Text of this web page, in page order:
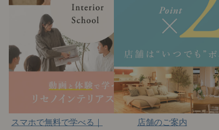
スマホで無料で学べる｜
店舗のご案内